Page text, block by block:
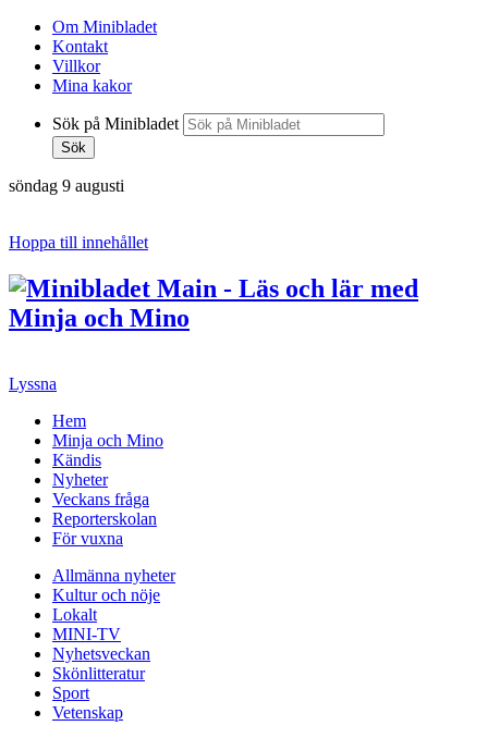
Om Minibladet
Kontakt
Villkor
Mina kakor
Sök på Minibladet
Sök
söndag 9 augusti
Hoppa till innehållet
Lyssna
Hem
Minja och Mino
Kändis
Nyheter
Veckans fråga
Reporterskolan
För vuxna
Allmänna nyheter
Kultur och nöje
Lokalt
MINI-TV
Nyhetsveckan
Skönlitteratur
Sport
Vetenskap